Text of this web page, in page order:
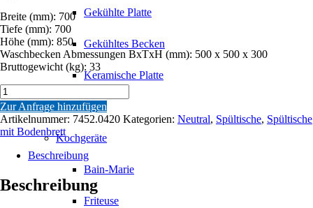
Gekühlte Platte
Gekühltes Becken
Keramische Platte
Lift
Kochgeräte
Bain-Marie
Friteuse
Breite (mm): 700
Tiefe (mm): 700
Höhe (mm): 850
Waschbecken Abmessungen BxTxH (mm): 500 x 500 x 300
Bruttogewicht (kg): 33
700
SPÜLTISCH
GRUNDBODEN
DEMONTABEL
1
MITTE
Menge
Zur Anfrage hinzufügen
Artikelnummer: 7452.0420 Kategorien: Neutral, Spültische, Spültische
mit Bodenbrett
Beschreibung
Beschreibung